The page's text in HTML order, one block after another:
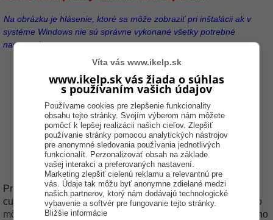
Na obrázku je hlásenie, ktoré sa môže zobraziť pri inštalácii ak v
systéme Windows nie sú správne vykonané všetky potrebné
nastavenia.
Pravdepodobne inštalujete aplikáciu iKelp Predajca na
cudzojazičný operačný systém (Iný ako ENG, SK, CZ), preto
môže aplikácia vyžadovať dodatočné nastavenia operačného
Víta vás www.ikelp.sk
www.ikelp.sk vás žiada o súhlas
s používaním vašich údajov
Používame cookies pre zlepšenie funkcionality
obsahu tejto stránky. Svojím výberom nám môžete
pomôcť k lepšej realizácii našich cieľov. Zlepšiť
používanie stránky pomocou analytických nástrojov
pre anonymné sledovania používania jednotlivých
funkcionalít. Perzonalizovať obsah na základe
vašej interakci a preferovaných nastavení.
Marketing zlepšiť cielenú reklamu a relevantnú pre
vás. Údaje tak môžu byť anonymne zdielané medzi
našich partnerov, ktorý nám dodávajú technologické
vybavenie a softvér pre fungovanie tejto stránky.
Bližšie informácie